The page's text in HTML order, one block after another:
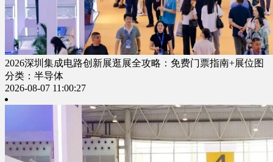
2026深圳集成电路创新展逛展全攻略：免费门票指南+展位图
分类：半导体
2026-08-07 11:00:27